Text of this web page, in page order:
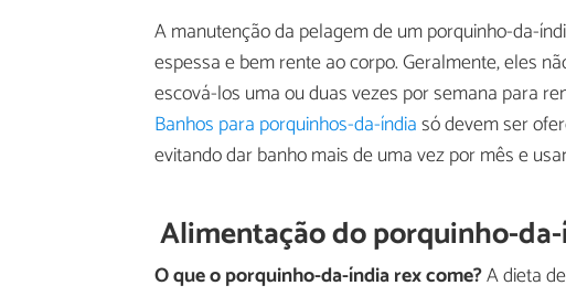
A manutenção da pelagem de um porquinho-da-
espessa e bem rente ao corpo. Geralmente, eles
escová-los uma ou duas vezes por semana para
Banhos para porquinhos-da-índiasó devem ser
evitando dar banho mais de uma vez por mês e
Alimentação do porquinho-
O que o porquinho-da-índia rex come?A dieta